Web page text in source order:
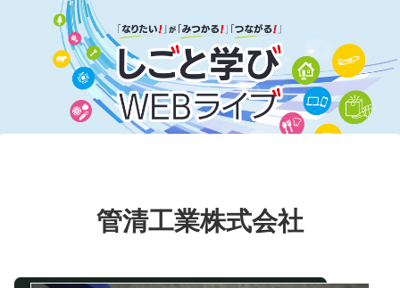
管清工業株式会社